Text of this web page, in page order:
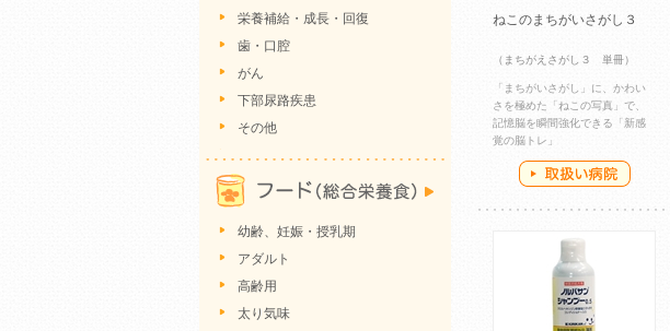
ねこのまちがいさがし３
（まちがえさがし３ 単冊）
「まちがいさがし」に、かわい
さを極めた「ねこの写真」で、
記憶脳を瞬間強化できる「新感
覚の脳トレ」
栄養補給・成長・回復
歯・口腔
がん
下部尿路疾患
その他
幼齢、妊娠・授乳期
アダルト
高齢用
太り気味